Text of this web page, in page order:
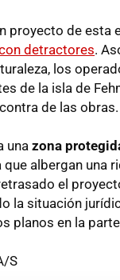
proyecto de esta
detractores.
los
de la isla de
de las obras.
una zona
albergan una
el
la situación
planos en la
S